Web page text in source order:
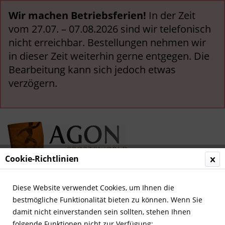
Wir machen Betriebsferien! In der Zeit
vom 27.07. – 07.08.2026 sind wir telefonisch
nicht erreichbar. Bestellungen nehmen wir
in dieser Zeit weiterhin gerne entgegen. Die
Bearbeitung kann sich jedoch etwas
verzögern.
Menü
Übersicht Fußball allgemein
Cookie-Richtlinien
Diese Website verwendet Cookies, um Ihnen die
bestmögliche Funktionalität bieten zu können. Wenn Sie
damit nicht einverstanden sein sollten, stehen Ihnen